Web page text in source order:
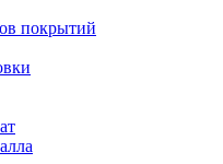
покрытий